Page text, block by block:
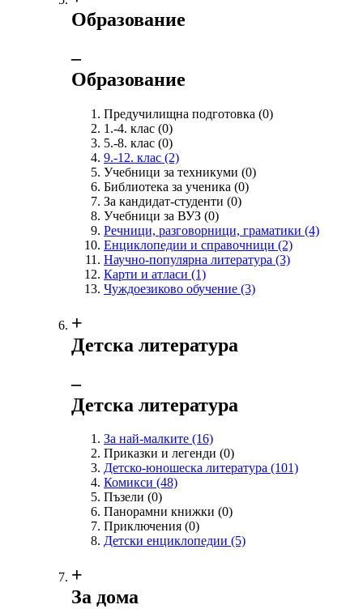
Образование
‒
Образование
Предучилищна подготовка (0)
1.-4. клас (0)
5.-8. клас (0)
9.-12. клас (2)
Учебници за техникуми (0)
Библиотека за ученика (0)
За кандидат-студенти (0)
Учебници за ВУЗ (0)
Речници, разговорници, граматики (4)
Енциклопедии и справочници (2)
Научно-популярна литература (3)
Карти и атласи (1)
Чуждоезиково обучение (3)
+
Детска литература
‒
Детска литература
За най-малките (16)
Приказки и легенди (0)
Детско-юношеска литература (101)
Комикси (48)
Пъзели (0)
Панорамни книжки (0)
Приключения (0)
Детски енциклопедии (5)
+
За дома